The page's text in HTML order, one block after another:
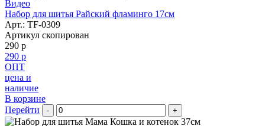
Видео
Набор для шитья Райский фламинго 17см
Арт.: TF-0309
Артикул скопирован
290 р
290 р
ОПТ
цена и
наличие
В корзине
Перейти
- +